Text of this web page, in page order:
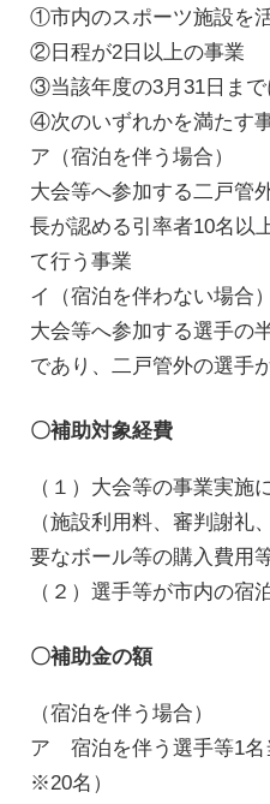
①市内のスポーツ施設を
②日程が2日以上の事業
③当該年度の3月31日ま
④次のいずれかを満たす
ア（宿泊を伴う場合）
大会等へ参加する二戸管
長が認める引率者10名以
て行う事業
イ（宿泊を伴わない場合）
大会等へ参加する選手の
であり、二戸管外の選手
〇補助対象経費
（１）大会等の事業実施
（施設利用料、審判謝礼
要なボール等の購入費用等
（２）選手等が市内の宿
〇補助金の額
（宿泊を伴う場合）
ア 宿泊を伴う選手等1名
※20名）